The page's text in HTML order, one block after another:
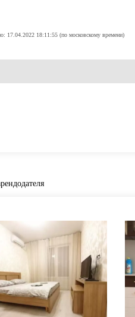
17.04.2022 18:11:55 (по московскому времени)